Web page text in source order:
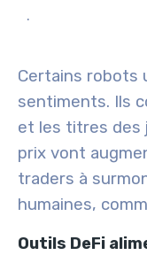
.
Certains robots
sentiments. Ils
et les titres des
prix vont
traders à
humaines,
Outils DeFi